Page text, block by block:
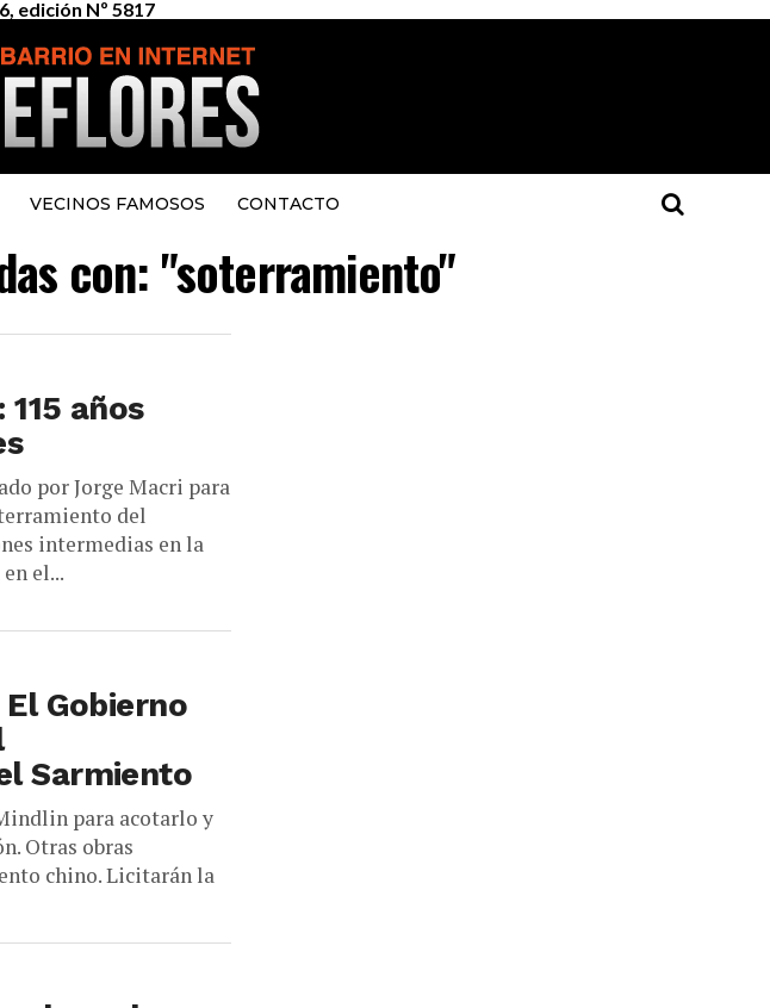
edición Nº 5817
VECINOS FAMOSOS CONTACTO
con: "soterramiento"
años
por Jorge Macri para
del
intermedias en la
el...
Gobierno
Sarmiento
para acotarlo y
Otras obras
chino. Licitarán la